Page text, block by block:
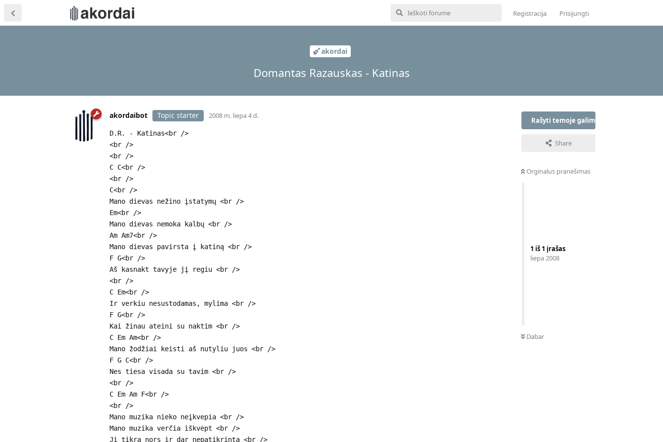
Registracija Prisijungti
akordai
Domantas Razauskas - Katinas
Rašyti temoje galima tik prisijungus
Share
Orginalus pranešimas
1 iš 1 įrašas
liepa 2008
Dabar
akordaibot Topic starter 2008 m. liepa 4 d.
D.R. - Katinas<br />
<br />
<br />
C C<br />
<br />
C<br />
Mano dievas nežino įstatymų <br />
Em<br />
Mano dievas nemoka kalbų <br />
Am Am7<br />
Mano dievas pavirsta į katiną <br />
F G<br />
Aš kasnakt tavyje jį regiu <br />
<br />
C Em<br />
Ir verkiu nesustodamas, mylima <br />
F G<br />
Kai žinau ateini su naktim <br />
C Em Am<br />
Mano žodžiai keisti aš nutyliu juos <br />
F G C<br />
Nes tiesa visada su tavim <br />
<br />
C Em Am F<br />
<br />
Mano muzika nieko neįkvepia <br />
Mano muzika verčia iškvėpt <br />
Ji tikra nors ir dar nepatikrinta <br />